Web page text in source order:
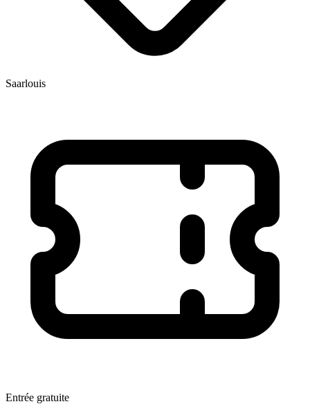
Saarlouis
Entrée gratuite